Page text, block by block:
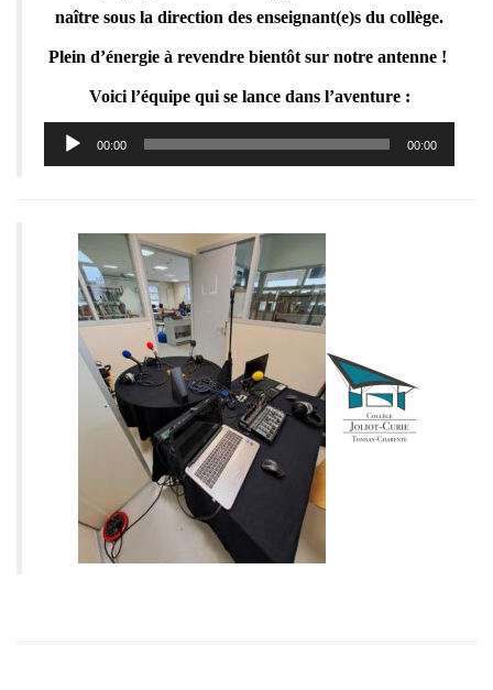
naître sous la direction des enseignant(e)s du collège.
Plein d’énergie à revendre bientôt sur notre antenne !
Voici l’équipe qui se lance dans l’aventure :
Lecteur
audio
00:00 00:00